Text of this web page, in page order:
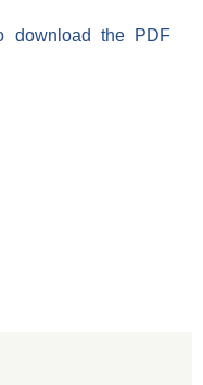
download the PDF